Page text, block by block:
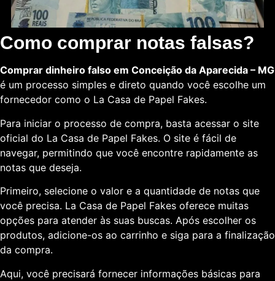
Como comprar notas falsas?
Comprar dinheiro falso em Conceição da Aparecida – MG
é um processo simples e direto quando você escolhe um
fornecedor como o La Casa de Papel Fakes.
Para iniciar o processo de compra, basta acessar o site
oficial do La Casa de Papel Fakes. O site é fácil de
navegar, permitindo que você encontre rapidamente as
notas que deseja.
Primeiro, selecione o valor e a quantidade de notas que
você precisa. La Casa de Papel Fakes oferece muitas
opções para atender às suas buscas. Após escolher os
produtos, adicione-os ao carrinho e siga para a finalização
da compra.
Aqui, você precisará fornecer informações básicas para